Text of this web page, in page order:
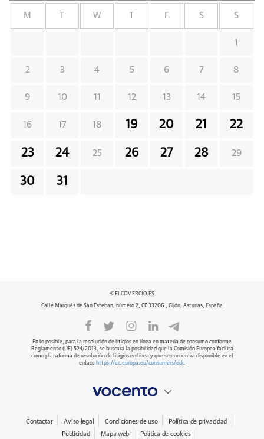
M W F S S
1
2 3 4 5 6 7 8
9 10 11 12 13 14 15
16 17 18 19 20 21 22
23 24 25 26 27 28 29
30 31
©ELCOMERCIO.ES
Calle Marqués de San Esteban, número 2, CP 33206 , Gijón, Asturias, España
En lo posible, para la resolución de litigios en línea en materia de consumo conforme
Reglamento (UE) 524/2013, se buscará la posibilidad que la Comisión Europea facilita
como plataforma de resolución de litigios en línea y que se encuentra disponible en el
enlace https://ec.europa.eu/consumers/odr.
Contactar Aviso legal Condiciones de uso
Política de privacidad
Publicidad
Mapa web Política de cookies